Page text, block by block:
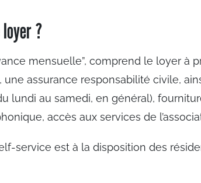
loyer ?
mensuelle”, comprend le loyer à
assurance responsabilité civile,
lundi au samedi, en général),
accès aux services de
service est à la disposition des